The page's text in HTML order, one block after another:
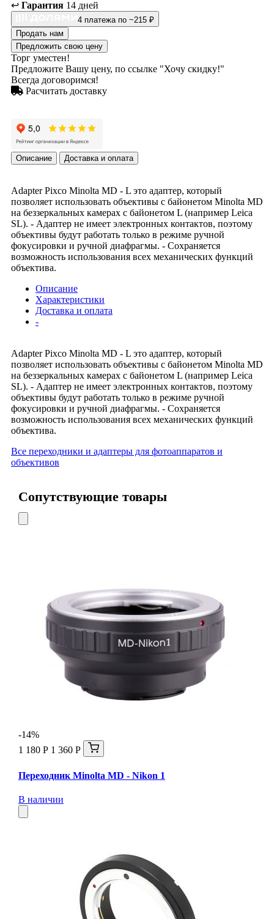
↩️ Гарантия 14 дней
4 платежа по ~215 ₽
Продать нам
Предложить свою цену
Торг уместен!
Предложите Вашу цену, по ссылке "Хочу скидку!"
Всегда договоримся!
Расчитать доставку
Описание Доставка и оплата
Adapter Pixco Minolta MD - L это адаптер, который
позволяет использовать объективы с байонетом Minolta MD
на беззеркальных камерах с байонетом L (например Leica
SL). - Адаптер не имеет электронных контактов, поэтому
объективы будут работать только в режиме ручной
фокусировки и ручной диафрагмы. - Сохраняется
возможность использования всех механических функций
объектива.
Описание
Характеристики
Доставка и оплата
-
Adapter Pixco Minolta MD - L это адаптер, который
позволяет использовать объективы с байонетом Minolta MD
на беззеркальных камерах с байонетом L (например Leica
SL). - Адаптер не имеет электронных контактов, поэтому
объективы будут работать только в режиме ручной
фокусировки и ручной диафрагмы. - Сохраняется
возможность использования всех механических функций
объектива.
Все переходники и адаптеры для фотоаппаратов и
объективов
Сопутствующие товары
-14%
1 180 Р 1 360 Р
Переходник Minolta MD - Nikon 1
В наличии